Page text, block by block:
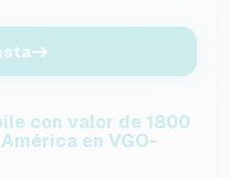
con valor de 1800
en VGO-